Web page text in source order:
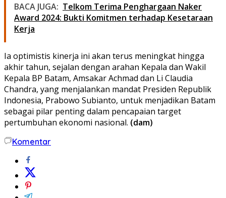
BACA JUGA: Telkom Terima Penghargaan Naker
Award 2024: Bukti Komitmen terhadap Kesetaraan
Kerja
Ia optimistis kinerja ini akan terus meningkat hingga
akhir tahun, sejalan dengan arahan Kepala dan Wakil
Kepala BP Batam, Amsakar Achmad dan Li Claudia
Chandra, yang menjalankan mandat Presiden Republik
Indonesia, Prabowo Subianto, untuk menjadikan Batam
sebagai pilar penting dalam pencapaian target
pertumbuhan ekonomi nasional. (dam)
Komentar